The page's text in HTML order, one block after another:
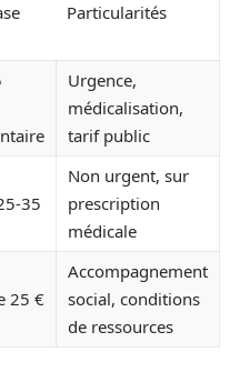
Particularités
Urgence,
médicalisation,
tarif public
35
Non urgent, sur
prescription
médicale
25 €
Accompagnement
social, conditions
de ressources